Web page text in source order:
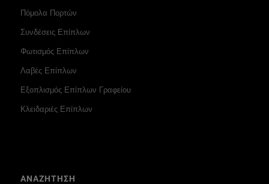
Πόμολα Πορτών
Συνδέσεις Επίπλων
Φωτισμός Επίπλων
Λαβές Επίπλων
Εξοπλισμός Επίπλων Γραφείου
Κλειδαριές Επίπλων
ΑΝΑΖΗΤΗΣΗ